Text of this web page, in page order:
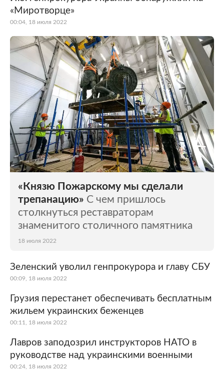
«Миротворце»
00:04, 18 июля 2022
«Князю Пожарскому мы сделали
трепанацию» С чем пришлось
столкнуться реставраторам
знаменитого столичного памятника
18 июля 2022
Зеленский уволил генпрокурора и главу СБУ
00:09, 18 июля 2022
Грузия перестанет обеспечивать бесплатным
жильем украинских беженцев
00:11, 18 июля 2022
Лавров заподозрил инструкторов НАТО в
руководстве над украинскими военными
00:24, 18 июля 2022